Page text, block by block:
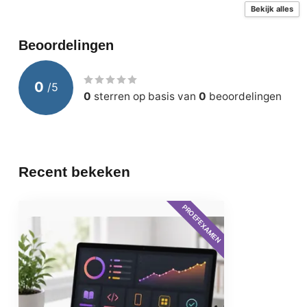
Realistic
Licentie
Duur toegang 12 maanden
Beveiliging & Toegang Persoonlijke
Levering
Bekijk alles
Beoordelingen
0 /5
0 sterren op basis van 0 beoordelingen
Recent bekeken
PROEFEXAMEN